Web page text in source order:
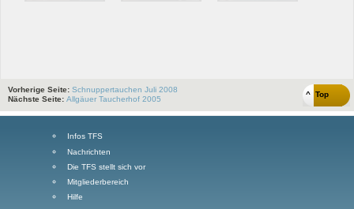
^ Top
Vorherige Seite: Schnuppertauchen Juli 2008
Nächste Seite: Allgäuer Taucherhof 2005
Infos TFS
Nachrichten
Die TFS stellt sich vor
Mitgliederbereich
Hilfe